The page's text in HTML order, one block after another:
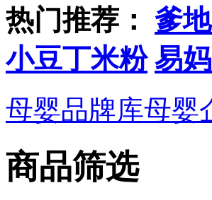
热门推荐： 爹
小豆丁米粉 易
母婴品牌库母婴
商品筛选